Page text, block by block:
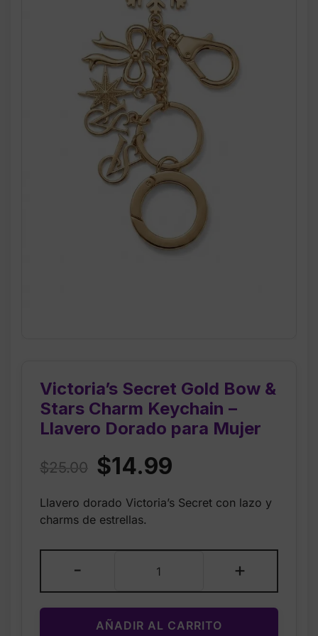
Victoria’s Secret Gold Bow &
Stars Charm Keychain –
Llavero Dorado para Mujer
$25.00 Original
was:
$14.99
is:
Llavero dorado Victoria’s Secret con lazo y
charms de estrellas.
-
Secret
Gold
Bow
&
+
AÑADIR AL CARRITO